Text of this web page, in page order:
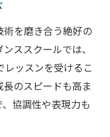
を磨き合う絶好の
ススクールでは、
ッスンを受けるこ
のスピードも高ま
協調性や表現力も